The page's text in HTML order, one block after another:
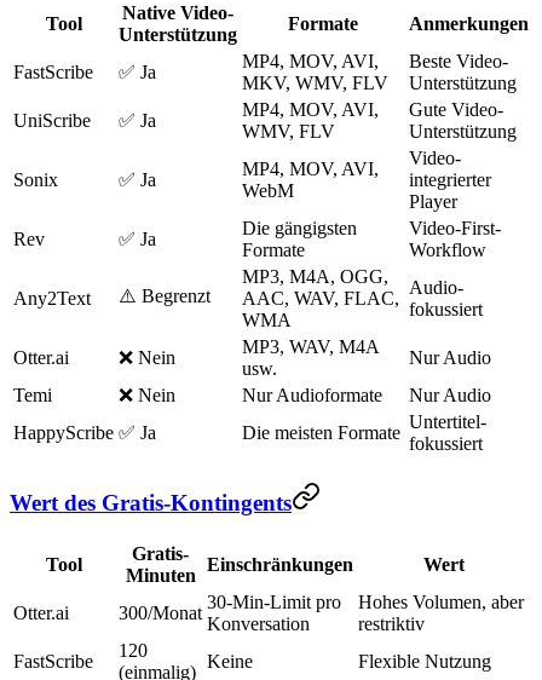
Tool
Native Video-
Unterstützung
Formate Anmerkungen
FastScribe ✅ Ja
MP4, MOV, AVI,
MKV, WMV, FLV
Beste Video-
Unterstützung
UniScribe
✅ Ja
MP4, MOV, AVI,
WMV, FLV
Gute Video-
Unterstützung
Sonix ✅ Ja
MP4, MOV, AVI,
WebM
Video-
integrierter
Player
Rev
✅ Ja
Die gängigsten
Formate
Video-First-
Workflow
Any2Text ⚠️ Begrenzt
MP3, M4A, OGG,
AAC, WAV, FLAC,
WMA
Audio-
fokussiert
Otter.ai ❌ Nein
MP3, WAV, M4A
usw.
Nur Audio
Temi
❌ Nein Nur Audioformate
Nur Audio
HappyScribe ✅ Ja Die meisten Formate
Untertitel-
fokussiert
Wert des Gratis-Kontingents
Tool
Gratis-
Minuten
Einschränkungen Wert
Otter.ai 300/Monat
30-Min-Limit pro
Konversation
Hohes Volumen, aber
restriktiv
FastScribe
120
(einmalig)
Keine Flexible Nutzung